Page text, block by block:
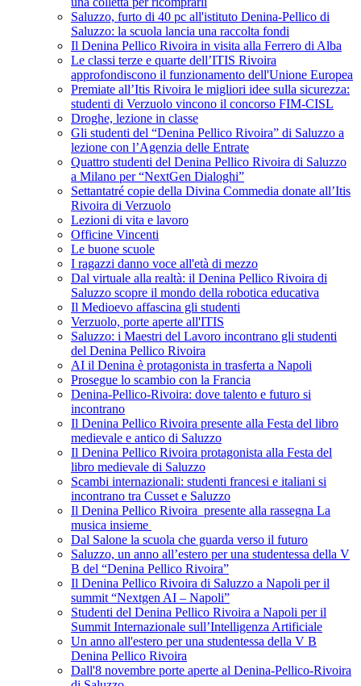
Saluzzo, furto di 40 pc all'istituto Denina-Pellico di
Saluzzo: la scuola lancia una raccolta fondi
Il Denina Pellico Rivoira in visita alla Ferrero di Alba
Le classi terze e quarte dell’ITIS Rivoira
approfondiscono il funzionamento dell'Unione Europea
Premiate all’Itis Rivoira le migliori idee sulla sicurezza:
studenti di Verzuolo vincono il concorso FIM-CISL
Droghe, lezione in classe
Gli studenti del “Denina Pellico Rivoira” di Saluzzo a
lezione con l’Agenzia delle Entrate
Quattro studenti del Denina Pellico Rivoira di Saluzzo
a Milano per “NextGen Dialoghi”
Settantatré copie della Divina Commedia donate all’Itis
Rivoira di Verzuolo
Lezioni di vita e lavoro
Officine Vincenti
Le buone scuole
I ragazzi danno voce all'età di mezzo
Dal virtuale alla realtà: il Denina Pellico Rivoira di
Saluzzo scopre il mondo della robotica educativa
Il Medioevo affascina gli studenti
Verzuolo, porte aperte all'ITIS
Saluzzo: i Maestri del Lavoro incontrano gli studenti
del Denina Pellico Rivoira
AI il Denina è protagonista in trasferta a Napoli
Prosegue lo scambio con la Francia
Denina-Pellico-Rivoira: dove talento e futuro si
incontrano
Il Denina Pellico Rivoira presente alla Festa del libro
medievale e antico di Saluzzo
Il Denina Pellico Rivoira protagonista alla Festa del
libro medievale di Saluzzo
Scambi internazionali: studenti francesi e italiani si
incontrano tra Cusset e Saluzzo
Il Denina Pellico Rivoira presente alla rassegna La
musica insieme
Dal Salone la scuola che guarda verso il futuro
Saluzzo, un anno all’estero per una studentessa della V
B del “Denina Pellico Rivoira”
Il Denina Pellico Rivoira di Saluzzo a Napoli per il
summit “Nextgen AI – Napoli”
Studenti del Denina Pellico Rivoira a Napoli per il
Summit Internazionale sull’Intelligenza Artificiale
Un anno all'estero per una studentessa della V B
Denina Pellico Rivoira
Dall'8 novembre porte aperte al Denina-Pellico-Rivoira